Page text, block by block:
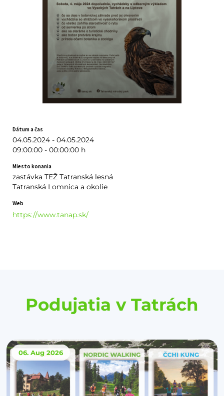
Dátum a čas
04.05.2024 - 04.05.2024
09:00:00 - 00:00:00 h
Miesto konania
zastávka TEŽ Tatranská lesná
Tatranská Lomnica a okolie
Web
https://www.tanap.sk/
Podujatia v Tatrách
06. Aug 2026